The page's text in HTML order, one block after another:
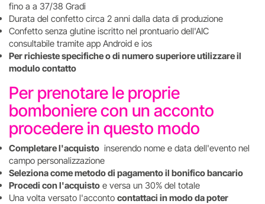
fino a a 37/38 Gradi
Durata del confetto circa 2 anni dalla data di produzione
Confetto senza glutine iscritto nel prontuario dell'AIC
consultabile tramite app Android e ios
Per richieste specifiche o di numero superiore utilizzare il
modulo contatto
Per prenotare le proprie
bomboniere con un acconto
procedere in questo modo
Completare l'acquisto inserendo nome e data dell'evento nel
campo personalizzazione
Seleziona come metodo di pagamento il bonifico bancario
Procedi con l'acquisto e versa un 30% del totale
Una volta versato l'acconto contattaci in modo da poter